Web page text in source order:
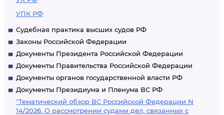
УПК РФ
Судебная практика высших судов РФ
Законы Российской Федерации
Документы Президента Российской Федерации
Документы Правительства Российской Федерации
Документы органов государственной власти РФ
Документы Президиума и Пленума ВС РФ
"Тематический обзор ВС Российской Федерации N
14/2026. О рассмотрении судами дел, связанных с